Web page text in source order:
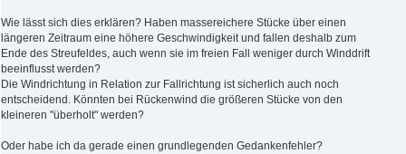
Wie lässt sich dies erklären? Haben massereichere Stücke über einen
längeren Zeitraum eine höhere Geschwindigkeit und fallen deshalb zum
Ende des Streufeldes, auch wenn sie im freien Fall weniger durch Winddrift
beeinflusst werden?
Die Windrichtung in Relation zur Fallrichtung ist sicherlich auch noch
entscheidend. Könnten bei Rückenwind die größeren Stücke von den
kleineren "überholt" werden?
Oder habe ich da gerade einen grundlegenden Gedankenfehler?